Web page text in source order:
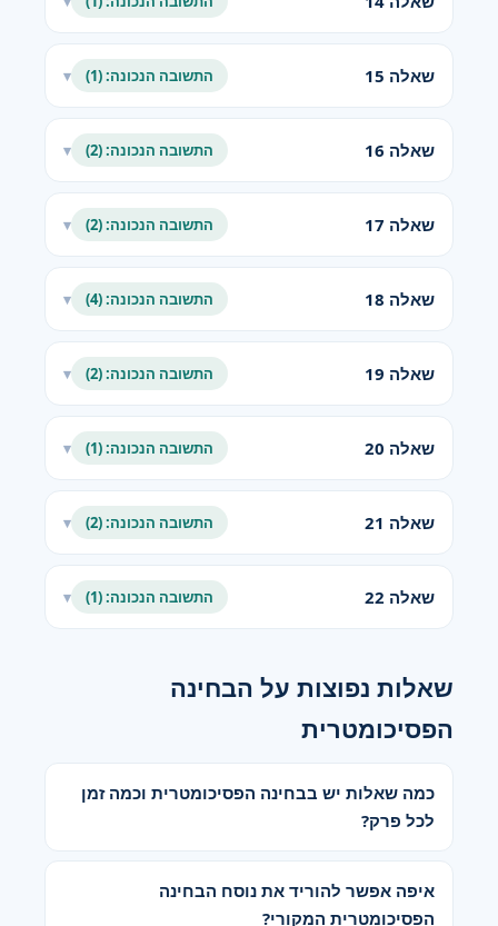
שאלה 15 התשובה הנכונה: (1) ▾
שאלה 16 התשובה הנכונה: (2) ▾
שאלה 17 התשובה הנכונה: (2) ▾
שאלה 18 התשובה הנכונה: (4) ▾
שאלה 19 התשובה הנכונה: (2) ▾
שאלה 20 התשובה הנכונה: (1) ▾
שאלה 21 התשובה הנכונה: (2) ▾
שאלה 22 התשובה הנכונה: (1) ▾
שאלות נפוצות על הבחינה
הפסיכומטרית
כמה שאלות יש בבחינה הפסיכומטרית וכמה זמן
לכל פרק?
איפה אפשר להוריד את נוסח הבחינה
הפסיכומטרית המקורי?